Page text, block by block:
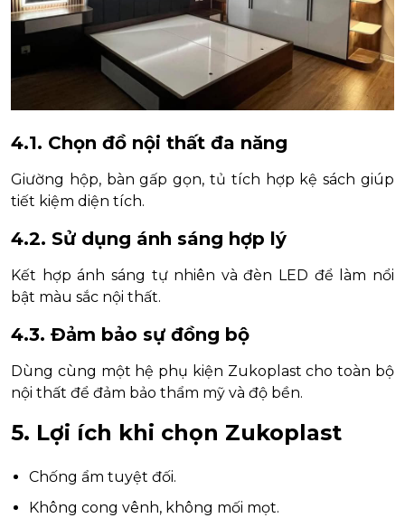
4.1. Chọn đồ nội thất đa năng
Giường hộp, bàn gấp gọn, tủ tích hợp kệ sách giúp
tiết kiệm diện tích.
4.2. Sử dụng ánh sáng hợp lý
Kết hợp ánh sáng tự nhiên và đèn LED để làm nổi
bật màu sắc nội thất.
4.3. Đảm bảo sự đồng bộ
Dùng cùng một hệ phụ kiện Zukoplast cho toàn bộ
nội thất để đảm bảo thẩm mỹ và độ bền.
5. Lợi ích khi chọn Zukoplast
Chống ẩm tuyệt đối.
Không cong vênh, không mối mọt.